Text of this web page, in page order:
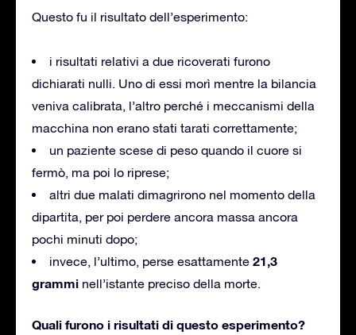
Questo fu il risultato dell’esperimento:
i risultati relativi a due ricoverati furono
dichiarati nulli. Uno di essi morì mentre la bilancia
veniva calibrata, l’altro perché i meccanismi della
macchina non erano stati tarati correttamente;
un paziente scese di peso quando il cuore si
fermò, ma poi lo riprese;
altri due malati dimagrirono nel momento della
dipartita, per poi perdere ancora massa ancora
pochi minuti dopo;
invece, l’ultimo, perse esattamente 21,3
grammi nell’istante preciso della morte.
Quali furono i risultati di questo esperimento?